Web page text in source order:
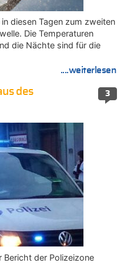
diesen Tagen zum zweiten
Die Temperaturen
die Nächte sind für die
....weiterlesen
3
des
der Polizeizone